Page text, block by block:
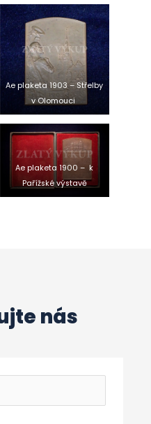
Ae plaketa 1903 – Střelby
v Olomouci
Ae plaketa 1900 – k
Pařížské výstavě
nás